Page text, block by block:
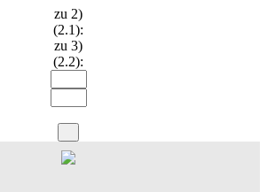
zu 2)
(2.1):
zu 3)
(2.2):